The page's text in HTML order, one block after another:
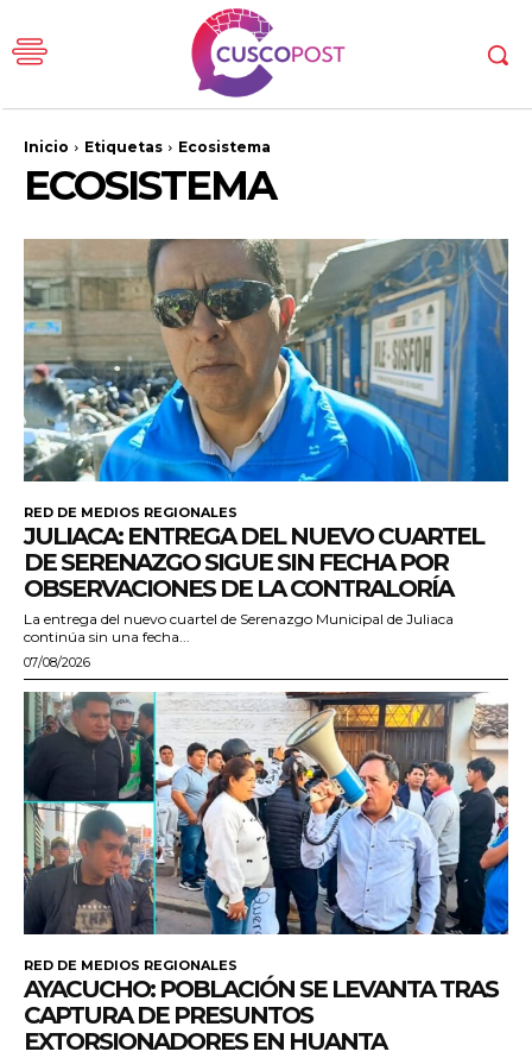
Inicio Etiquetas Ecosistema
ECOSISTEMA
RED DE MEDIOS REGIONALES
JULIACA: ENTREGA DEL NUEVO CUARTEL
DE SERENAZGO SIGUE SIN FECHA POR
OBSERVACIONES DE LA CONTRALORÍA
La entrega del nuevo cuartel de Serenazgo Municipal de Juliaca
continúa sin una fecha...
07/08/2026
RED DE MEDIOS REGIONALES
AYACUCHO: POBLACIÓN SE LEVANTA TRAS
CAPTURA DE PRESUNTOS
EXTORSIONADORES EN HUANTA